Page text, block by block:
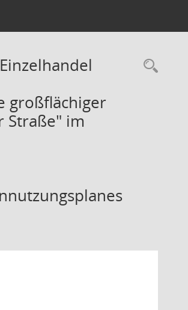
großflächiger
Straße" im